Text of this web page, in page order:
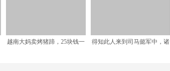
越南大妈卖烤猪蹄，25块钱一
得知此人来到司马懿军中，诸